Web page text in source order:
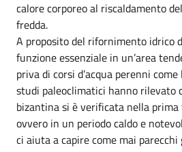
calore corporeo al riscaldamento
fredda.
A proposito del rifornimento idrico
funzione essenziale in un’area
priva di corsi d’acqua perenni
studi paleoclimatici hanno rilevato
bizantina si è verificata nella prima
ovvero in un periodo caldo e
ci aiuta a capire come mai